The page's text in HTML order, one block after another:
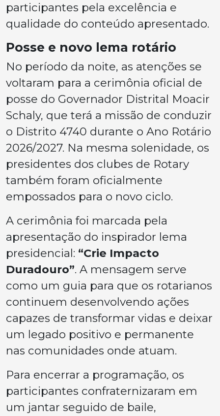
participantes pela excelência e
qualidade do conteúdo apresentado.
Posse e novo lema rotário
No período da noite, as atenções se
voltaram para a cerimônia oficial de
posse do Governador Distrital Moacir
Schaly, que terá a missão de conduzir
o Distrito 4740 durante o Ano Rotário
2026/2027. Na mesma solenidade, os
presidentes dos clubes de Rotary
também foram oficialmente
empossados para o novo ciclo.
A cerimônia foi marcada pela
apresentação do inspirador lema
presidencial: “Crie Impacto
Duradouro”. A mensagem serve
como um guia para que os rotarianos
continuem desenvolvendo ações
capazes de transformar vidas e deixar
um legado positivo e permanente
nas comunidades onde atuam.
Para encerrar a programação, os
participantes confraternizaram em
um jantar seguido de baile,